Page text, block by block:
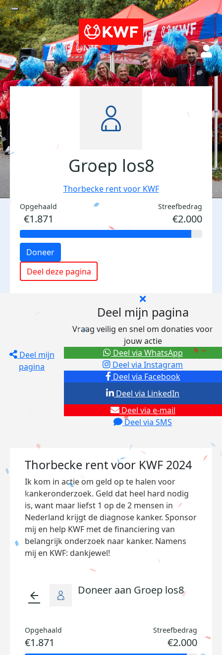
Groep los8
Thorbecke rent voor KWF
Opgehaald
€1.871
Streefbedrag
€2.000
Doneer
Deel deze pagina
Deel mijn
pagina
Deel mijn pagina
Vraag veilig en snel om donaties voor
jouw actie
Deel via Facebook
Deel via Instagram
Deel via e-mail
Deel via SMS
Deel via LinkedIn
Deel via WhatsApp
Thorbecke rent voor KWF 2024
Ik kom in actie om geld op te halen voor
kankeronderzoek. Geld dat heel hard nodig
is, want maar liefst 1 op de 2 mensen in
Nederland krijgt de diagnose kanker. Sponsor
mij en help KWF met de financiering van
belangrijk onderzoek naar kanker. Namens
mij en KWF: dankjewel!
arrow_back Doneer aan Groep los8
Opgehaald
€1.871
Streefbedrag
€2.000